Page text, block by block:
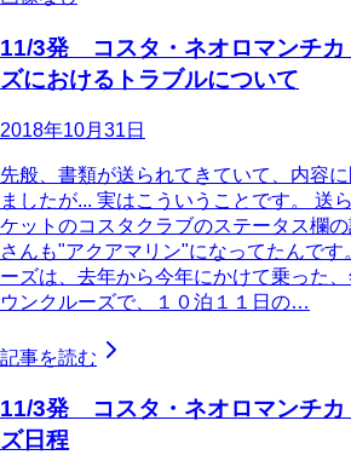
11/3発 コスタ・ネオロマンチ
ズにおけるトラブルについて
2018年10月31日
先般、書類が送られてきていて、内容
ましたが... 実はこういうことです。 送
ケットのコスタクラブのステータス欄
さんも"アクアマリン"になってたんで
ーズは、去年から今年にかけて乗った
ウンクルーズで、１０泊１１日の…
記事を読む
11/3発 コスタ・ネオロマンチ
ズ日程